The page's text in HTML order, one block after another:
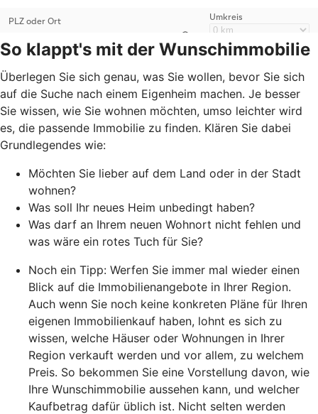
So klappt's mit der Wunschimmobilie
Überlegen Sie sich genau, was Sie wollen, bevor Sie sich
auf die Suche nach einem Eigenheim machen. Je besser
Sie wissen, wie Sie wohnen möchten, umso leichter wird
es, die passende Immobilie zu finden. Klären Sie dabei
Grundlegendes wie:
Möchten Sie lieber auf dem Land oder in der Stadt
wohnen?
Was soll Ihr neues Heim unbedingt haben?
Was darf an Ihrem neuen Wohnort nicht fehlen und
was wäre ein rotes Tuch für Sie?
Noch ein Tipp: Werfen Sie immer mal wieder einen
Blick auf die Immobilienangebote in Ihrer Region.
Auch wenn Sie noch keine konkreten Pläne für Ihren
eigenen Immobilienkauf haben, lohnt es sich zu
wissen, welche Häuser oder Wohnungen in Ihrer
Region verkauft werden und vor allem, zu welchem
Preis. So bekommen Sie eine Vorstellung davon, wie
Ihre Wunschimmobilie aussehen kann, und welcher
Kaufbetrag dafür üblich ist. Nicht selten werden